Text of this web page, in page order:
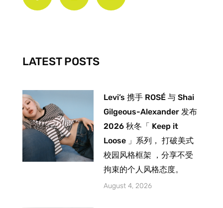
-
f
m
LATEST POSTS
Levi’s 携手 ROSÉ 与 Shai
Gilgeous-Alexander 发布
2026 秋冬「 Keep it
Loose 」系列， 打破美式
校园风格框架 ，分享不受
拘束的个人风格态度。
August 4, 2026